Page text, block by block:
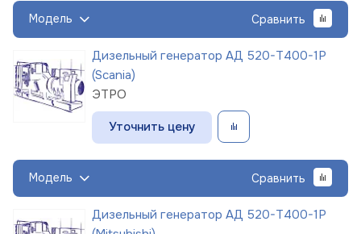
Модель Сравнить
Дизельный генератор АД 520-Т400-1Р
(Scania)
ЭТРО
Уточнить цену
Модель Сравнить
Дизельный генератор АД 520-Т400-1Р